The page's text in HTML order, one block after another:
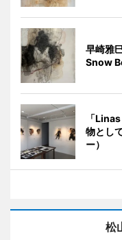
早崎雅
Snow
「
物とし
ー）
松